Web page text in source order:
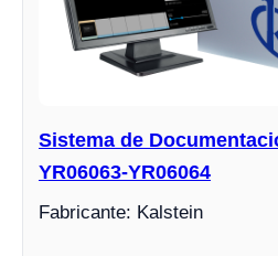
Sistema de
YR06063-YR06064
Fabricante: Kalstein